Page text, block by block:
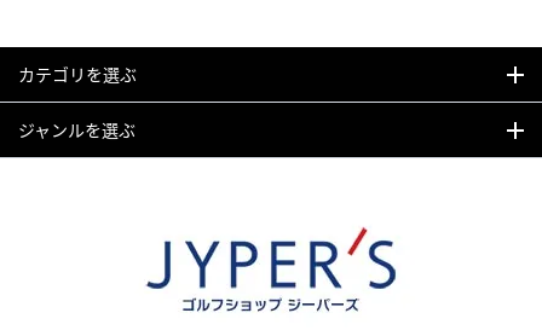
カテゴリを選ぶ
ジャンルを選ぶ